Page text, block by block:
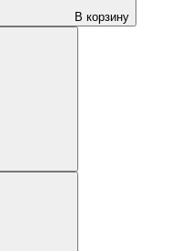
В корзину